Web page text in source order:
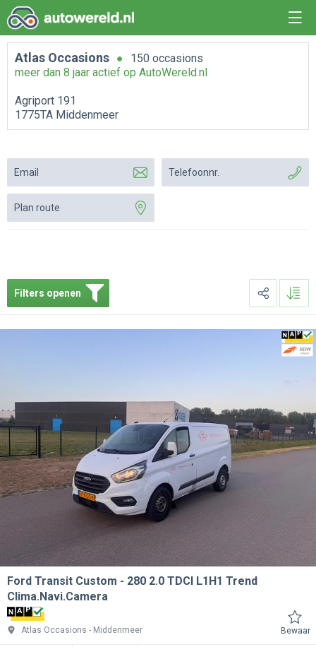
Atlas Occasions
150 occasions
meer dan 8 jaar actief op AutoWereld.nl
Agriport 191
1775TA Middenmeer
Email Telefoonnr.
Plan route
Filters openen
Ford Transit Custom
280 2.0 TDCI L1H1 Trend
Clima.Navi.Camera
Atlas Occasions Middenmeer Bewaar